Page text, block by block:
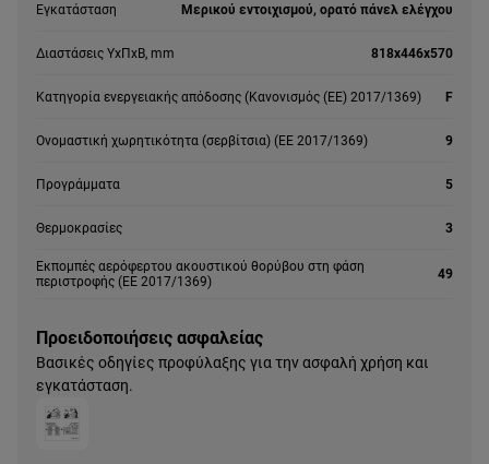
Εγκατάσταση Μερικού εντοιχισμού, ορατό πάνελ ελέγχου
Διαστάσεις YxΠxΒ, mm 818x446x570
Κατηγορία ενεργειακής απόδοσης (Κανονισμός (ΕΕ) 2017/1369) F
Ονομαστική χωρητικότητα (σερβίτσια) (ΕΕ 2017/1369) 9
Προγράμματα 5
Θερμοκρασίες 3
Εκπομπές αερόφερτου ακουστικού θορύβου στη φάση
περιστροφής (ΕΕ 2017/1369)
49
Προειδοποιήσεις ασφαλείας
Βασικές οδηγίες προφύλαξης για την ασφαλή χρήση και
εγκατάσταση.